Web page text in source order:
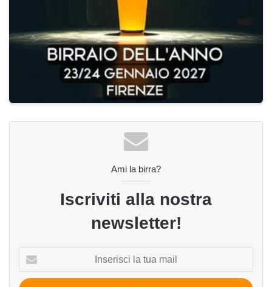
Ami la birra?
Iscriviti alla nostra
newsletter!
tua